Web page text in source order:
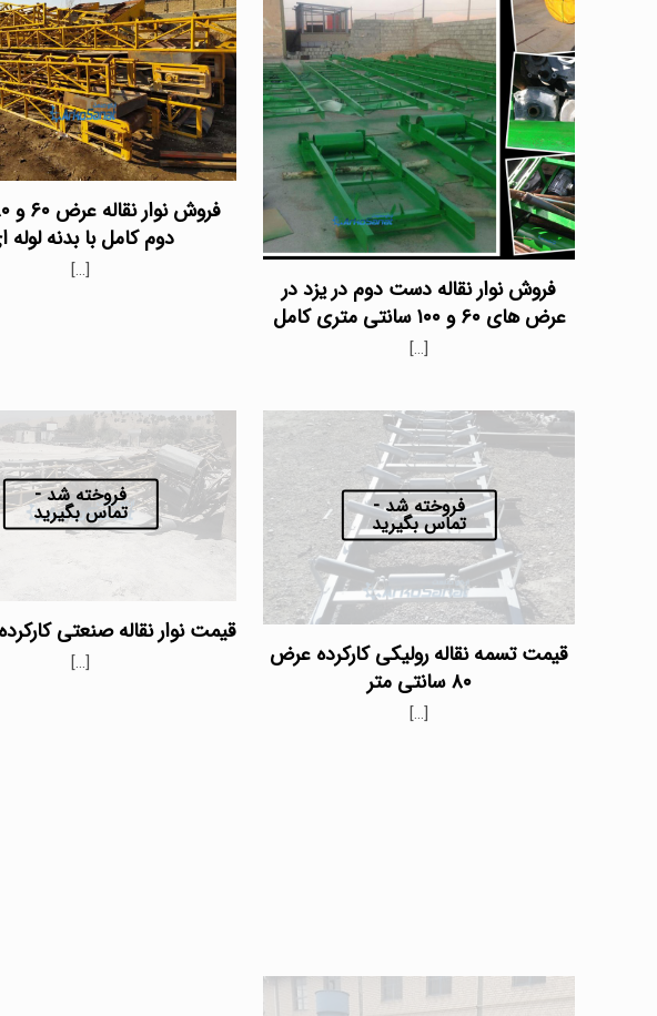
فروش نوار نقاله دست دوم در یزد در
عرض های ۶۰ و ۱۰۰ سانتی متری کامل
[…]
دوم کامل با بدنه لوله
[…]
فروخته شد -
تماس بگیرید
قیمت تسمه نقاله رولیکی کارکرده عرض
۸۰ سانتی متر
[…]
فروخته شد -
تماس بگیرید
قیمت نوار نقاله صنعتی
[…]